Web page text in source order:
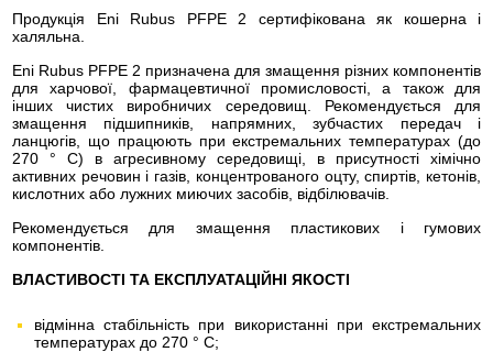
Продукція Eni Rubus PFPE 2 сертифікована як кошерна і
халяльна.
Eni Rubus PFPE 2 призначена для змащення різних компонентів
для харчової, фармацевтичної промисловості, а також для
інших чистих виробничих середовищ. Рекомендується для
змащення підшипників, напрямних, зубчастих передач і
ланцюгів, що працюють при екстремальних температурах (до
270 ° C) в агресивному середовищі, в присутності хімічно
активних речовин і газів, концентрованого оцту, спиртів, кетонів,
кислотних або лужних миючих засобів, відбілювачів.
Рекомендується для змащення пластикових і гумових
компонентів.
ВЛАСТИВОСТІ ТА ЕКСПЛУАТАЦІЙНІ ЯКОСТІ
відмінна стабільність при використанні при екстремальних
температурах до 270 ° C;